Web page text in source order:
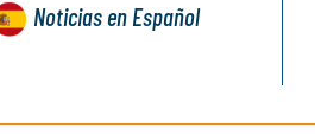
Noticiasen Español